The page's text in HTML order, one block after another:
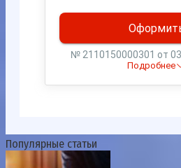
Популярные статьи